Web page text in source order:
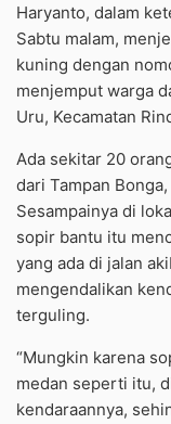
Haryanto, dalam
Sabtu malam,
kuning dengan
menjemput warga
Uru, Kecamatan
Ada sekitar 20
dari Tampan
Sesampainya di
sopir bantu itu
yang ada di jalan
mengendalikan
terguling.
“Mungkin karena
medan seperti itu,
kendaraannya,